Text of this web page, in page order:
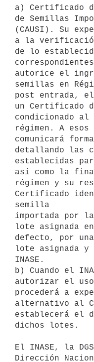
a) Certificado
de Semillas
(CAUSI). Su
a la
de lo
autorice el
semillas en
post entrada, el
un Certificado
condicionado al
régimen. A esos
comunicará
detallando las
establecidas
así como la
régimen y su
Certificado
semilla
importada por
lote asignada
defecto, por
lote asignada
INASE.
b) Cuando el
autorizar el
procederá a
alternativo al
establecerá el
dichos lotes.
El INASE, la
Dirección